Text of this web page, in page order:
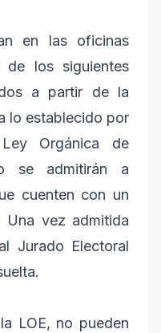
en las oficinas
de los siguientes
a partir de la
lo establecido por
Orgánica de
se admitirán a
cuenten con un
Una vez admitida
Jurado Electoral
LOE, no pueden